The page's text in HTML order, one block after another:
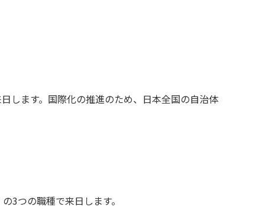
します。国際化の推進のため、日本全国の自治体
3つの職種で来日します。